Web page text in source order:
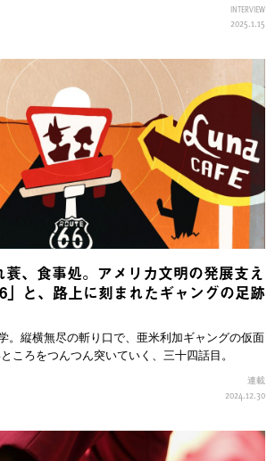
INTERVIEW
2025.1.15
、食事処。アメリカ文明の発展支え
」と、路上に刻まれたギャングの足跡
。縦横無尽の斬り口で、亜米利加ギャングの仮面
ころをつんつん突いていく、三十四話目。
連載
2024.12.30